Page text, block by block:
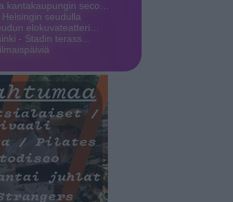
kantakaupungin seco…
seudulla
elokuvateatteri…
- Stadin terass…